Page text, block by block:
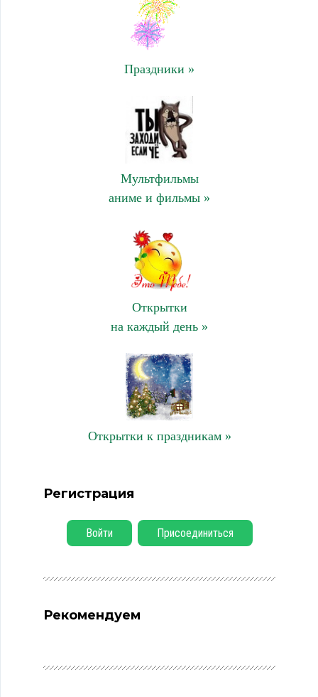
Праздники »
Мультфильмы
аниме и фильмы »
Открытки
на каждый день »
Открытки к праздникам »
Регистрация
Войти Присоединиться
Рекомендуем